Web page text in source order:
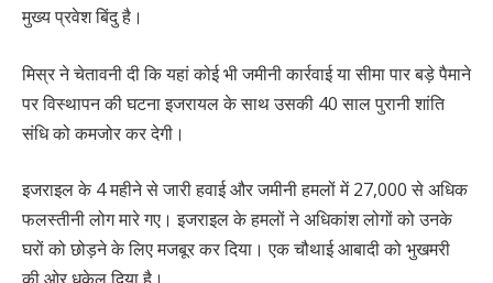
मुख्य प्रवेश बिंदु है।
मिस्र ने चेतावनी दी कि यहां कोई भी जमीनी कार्रवाई या सीमा पार बड़े पैमाने
पर विस्थापन की घटना इजरायल के साथ उसकी 40 साल पुरानी शांति
संधि को कमजोर कर देगी।
इजराइल के 4 महीने से जारी हवाई और जमीनी हमलों में 27,000 से अधिक
फलस्तीनी लोग मारे गए। इजराइल के हमलों ने अधिकांश लोगों को उनके
घरों को छोड़ने के लिए मजबूर कर दिया। एक चौथाई आबादी को भुखमरी